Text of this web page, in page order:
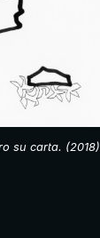
su carta. (2018)